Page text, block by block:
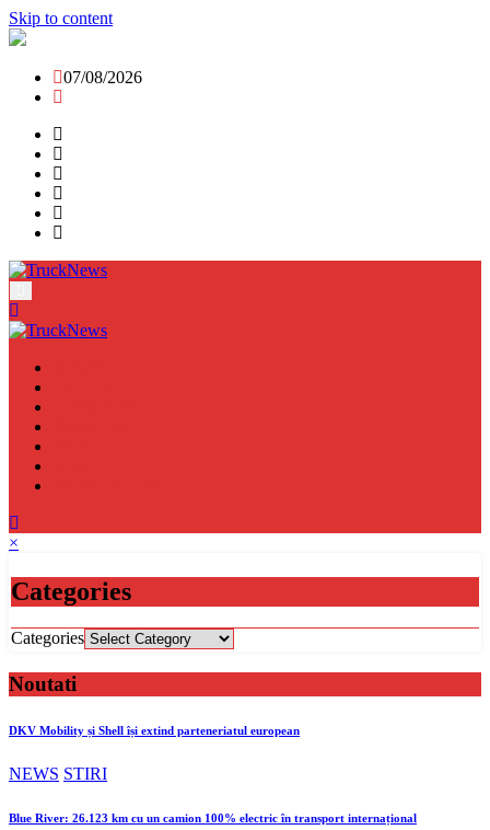
Skip to content
07/08/2026
×
Categories
Categories
Noutati
DKV Mobility și Shell își extind parteneriatul european
NEWS STIRI
Blue River: 26.123 km cu un camion 100% electric în transport internațional